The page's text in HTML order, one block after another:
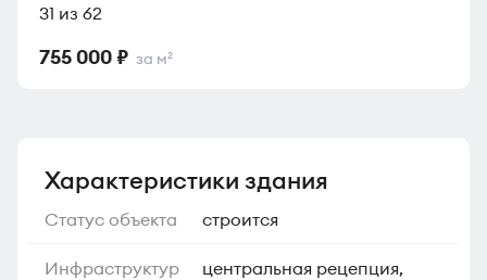
31 из 62
755 000 ₽ за м2
Характеристики здания
Статус объекта строится
Инфраструктур
центральная рецепция,